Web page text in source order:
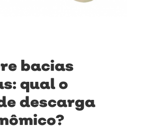
bacias
qual o
descarga